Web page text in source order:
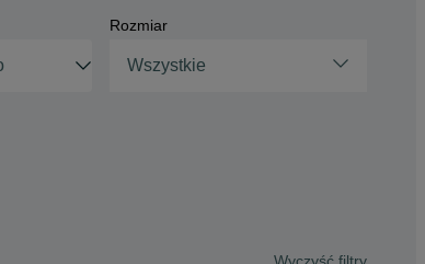
Rozmiar
Wszystkie
Wyczyść filtry